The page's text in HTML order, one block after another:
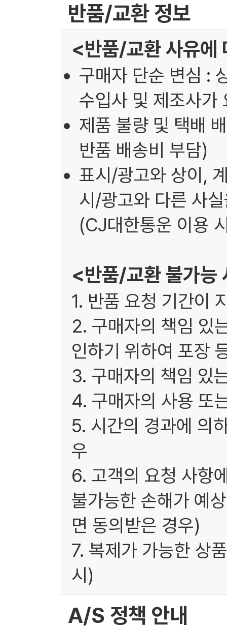
반품/교환 정보
<반품/교환 사유에
구매자 단순 변심 :
수입사 및 제조사가
제품 불량 및 택배
반품 배송비 부담)
표시/광고와 상이,
시/광고와 다른 사
(CJ대한통운 이용
<반품/교환 불가능
1. 반품 요청 기간이
2. 구매자의 책임 있
인하기 위하여 포장
3. 구매자의 책임 있
4. 구매자의 사용 또
5. 시간의 경과에 의
우
6. 고객의 요청 사항
불가능한 손해가 예
면 동의받은 경우)
7. 복제가 가능한 상
시)
A/S 정책 안내